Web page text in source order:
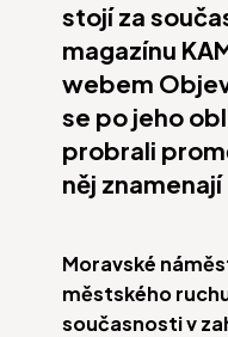
stojí za
magazínu
webem
se po jeho
probrali
něj
Moravské
městského
současnosti v